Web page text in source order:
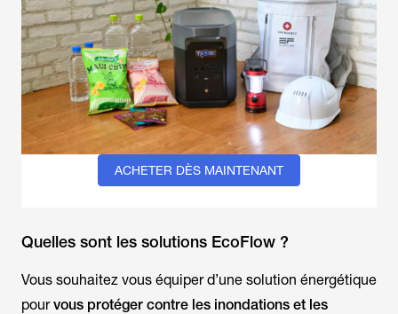
ACHETER DÈS MAINTENANT
Quelles sont les solutions EcoFlow ?
Vous souhaitez vous équiper d’une solution énergétique
pourvous protéger contre les inondations et les